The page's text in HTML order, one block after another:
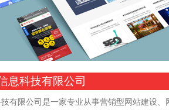
息科技有限公司
有限公司是一家专业从事营销型网站建设、